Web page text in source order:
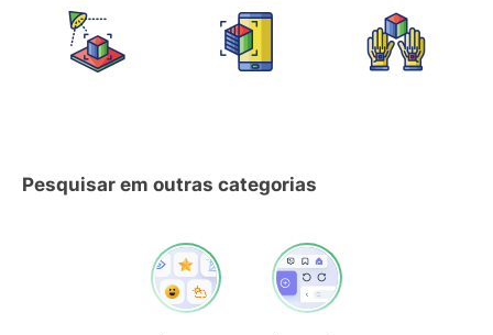
Pesquisar em outras categorias